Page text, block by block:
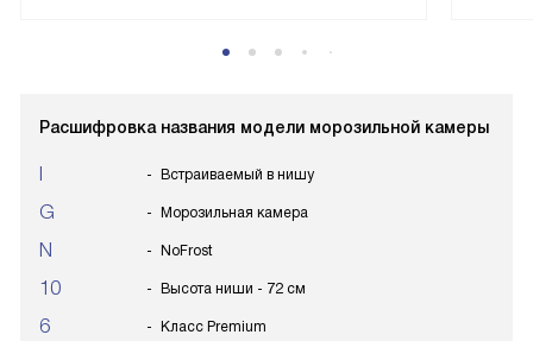
Расшифровка названия модели морозильной камеры
Встраиваемый в нишу
G Морозильная камера
N NoFrost
10 Высота ниши - 72 см
6 Класс Premium